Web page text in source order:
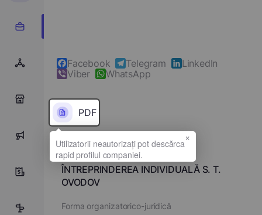
0
3
Facebook Telegram
LinkedIn
Viber
WhatsApp
PDF
Denumirea completă
ÎNTREPRINDEREA INDIVIDUALĂ S. T.
OVODOV
Forma organizatorico-juridică
×